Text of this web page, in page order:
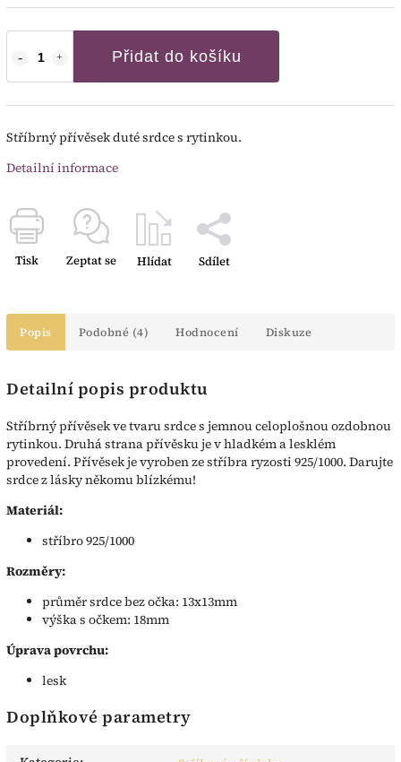
Přidat do košíku
Stříbrný přívěsek duté srdce s rytinkou.
Detailní informace
Tisk Zeptat se Hlídat Sdílet
Popis Podobné (4) Hodnocení Diskuze
Detailní popis produktu
Stříbrný přívěsek ve tvaru srdce s jemnou celoplošnou ozdobnou
rytinkou. Druhá strana přívěsku je v hladkém a lesklém
provedení. Přívěsek je vyroben ze stříbra ryzosti 925/1000. Darujte
srdce z lásky někomu blízkému!
Materiál:
stříbro 925/1000
Rozměry:
průměr srdce bez očka: 13x13mm
výška s očkem: 18mm
Úprava povrchu:
lesk
Doplňkové parametry